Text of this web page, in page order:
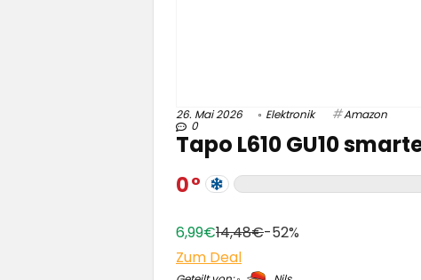
26. Mai 2026 Elektronik Amazon
0
Tapo L610 GU10
0
6,99€14,48€-52%
Zum Deal